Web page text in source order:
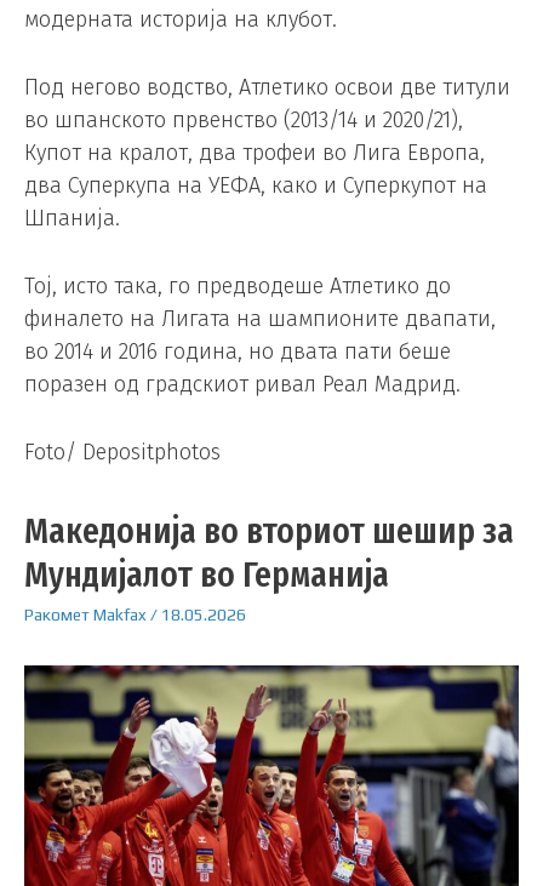
модерната историја на клубот.
Под негово водство, Атлетико освои две титули
во шпанското првенство (2013/14 и 2020/21),
Купот на кралот, два трофеи во Лига Европа,
два Суперкупа на УЕФА, како и Суперкупот на
Шпанија.
Тој, исто така, го предводеше Атлетико до
финалето на Лигата на шампионите двапати,
во 2014 и 2016 година, но двата пати беше
поразен од градскиот ривал Реал Мадрид.
Foto/ Depositphotos
Македонија во вториот шешир за
Мундијалот во Германија
РакометMakfax / 18.05.2026